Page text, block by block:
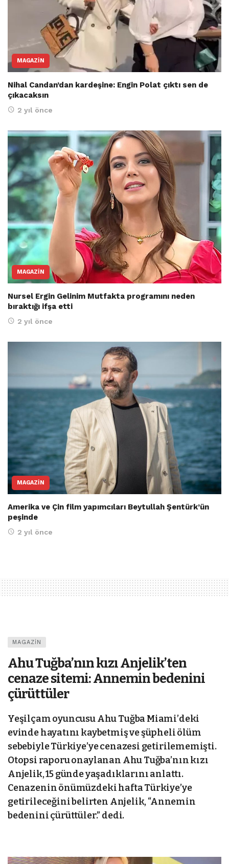
MAGAZIN
Nihal Candan’dan kardeşine: Engin Polat çıktı sen de
çıkacaksın
2 yıl önce
MAGAZIN
Nursel Ergin Gelinim Mutfakta programını neden
bıraktığı ifşa etti
2 yıl önce
MAGAZIN
Amerika ve Çin film yapımcıları Beytullah Şentürk’ün
peşinde
2 yıl önce
MAGAZIN
Ahu Tuğba’nın kızı Anjelik’ten
cenaze sitemi: Annemin bedenini
çürüttüler
Yeşilçam oyuncusu Ahu Tuğba Miami’deki
evinde hayatını kaybetmiş ve şüpheli ölüm
sebebiyle Türkiye’ye cenazesi getirilememişti.
Otopsi raporu onaylanan Ahu Tuğba’nın kızı
Anjelik, 15 günde yaşadıklarını anlattı.
Cenazenin önümüzdeki hafta Türkiye’ye
getirileceğini belirten Anjelik, “Annemin
bedenini çürüttüler.” dedi.